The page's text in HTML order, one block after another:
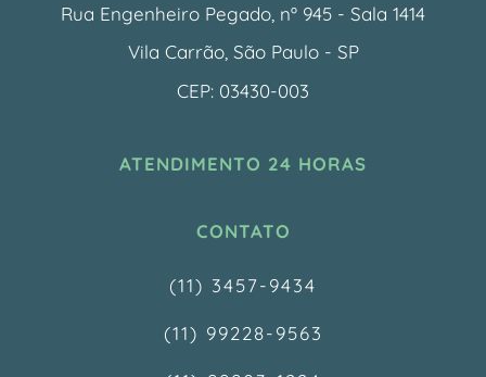
Rua Engenheiro Pegado, nº 945 - Sala 1414
Vila Carrão, São Paulo - SP
CEP: 03430-003
ATENDIMENTO 24 HORAS
CONTATO
(11) 3457-9434
(11) 99228-9563